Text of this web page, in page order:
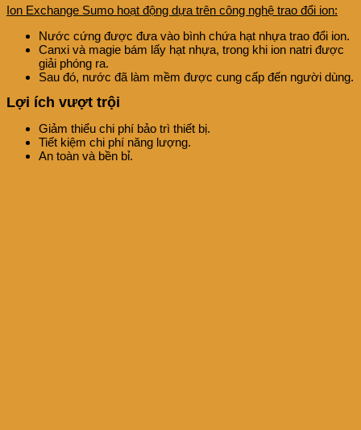
Ion Exchange Sumo hoạt động dựa trên công nghệ trao đổi ion:
Nước cứng được đưa vào bình chứa hạt nhựa trao đổi ion.
Canxi và magie bám lấy hạt nhựa, trong khi ion natri được
giải phóng ra.
Sau đó, nước đã làm mềm được cung cấp đến người dùng.
Lợi ích vượt trội
Giảm thiểu chi phí bảo trì thiết bị.
Tiết kiệm chi phí năng lượng.
An toàn và bền bỉ.